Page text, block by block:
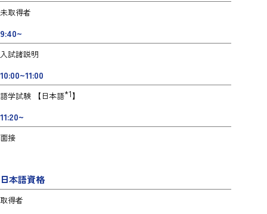
未取得者
9:40~
入試諸説明
10:00~11:00
語学試験 【日本語*1】
11:20~
面接
日本語資格
取得者